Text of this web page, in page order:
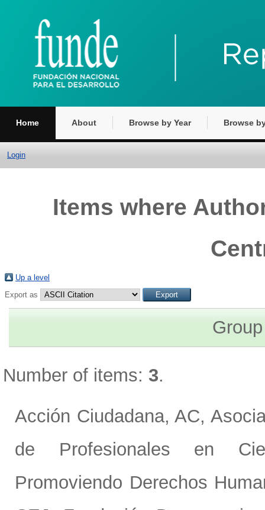
Home About Browse by Year Browse
Login
Items where
Up a level
Export as
Number of items: 3.
Acción Ciudadana, AC,
de Profesionales en
Promoviendo Derechos